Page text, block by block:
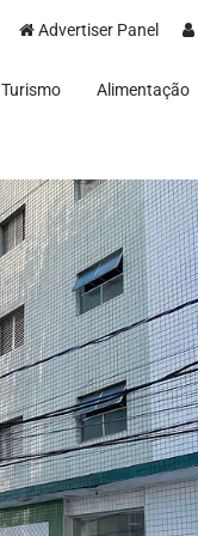
Advertiser Panel
Turismo Alimentação